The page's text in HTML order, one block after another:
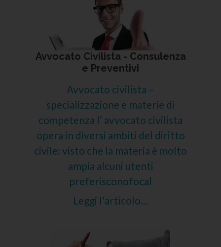
Avvocato Civilista - Consulenza
e Preventivi
Avvocato civilista –
specializzazione e materie di
competenza l’ avvocato civilista
opera in diversi ambiti del diritto
civile: visto che la materia è molto
ampia alcuni utenti
preferisconofocal
Leggi l'articolo...